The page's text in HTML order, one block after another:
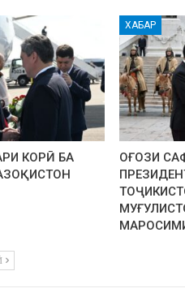
КОРӢ БА
ХАБАР
ОҒОЗИ